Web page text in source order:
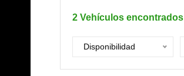
2 Vehículos encontrados
Disponibilidad